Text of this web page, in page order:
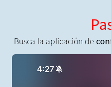
Busca la aplicación de